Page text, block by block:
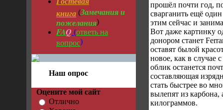
книга (Замечания и
пожелания)
FAQ (ответь на
вопрос)
Наш опрос
Оцените мой сайт
Отлично
прошёл почти год,
сварганить ещё
этим сейчас и
Вот даже картинку
донором станет
оставят былой
новое, как в случае
облик останется
составляющая
стать быстрее во
вылепят из карбона,
килограммов.